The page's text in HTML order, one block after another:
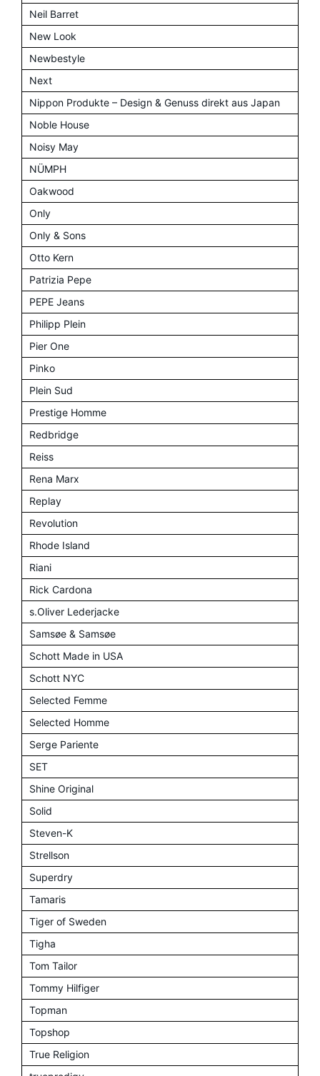
Neil Barret
New Look
Newbestyle
Next
Nippon Produkte – Design & Genuss direkt aus Japan
Noble House
Noisy May
NÜMPH
Oakwood
Only
Only & Sons
Otto Kern
Patrizia Pepe
PEPE Jeans
Philipp Plein
Pier One
Pinko
Plein Sud
Prestige Homme
Redbridge
Reiss
Rena Marx
Replay
Revolution
Rhode Island
Riani
Rick Cardona
s.Oliver Lederjacke
Samsøe & Samsøe
Schott Made in USA
Schott NYC
Selected Femme
Selected Homme
Serge Pariente
SET
Shine Original
Solid
Steven-K
Strellson
Superdry
Tamaris
Tiger of Sweden
Tigha
Tom Tailor
Tommy Hilfiger
Topman
Topshop
True Religion